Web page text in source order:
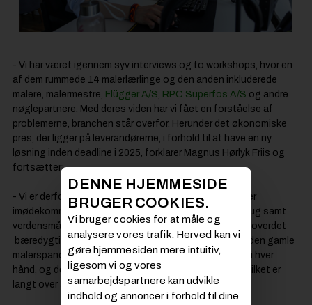
- Vi har været igennem syv interviews og to workshops, hvor en
af dem rummede 14 malerlærlinge og den anden inkluderede
malere, malermestre, Flügger A/S, RPC Superfos A/S og andre
nøglepartnere. Med deres viden har vi fået en forståelse af
problemerne, branchen står overfor. Herunder det økonomiske
pres, der ligger på leverandørerne, i forhold til at have en ny
løsning inden deadline i 2025, forklarer Magnus Hørlyk Friis og
fortsætter:
- Vi er derfor ved at udvikle en ny malingsemballage, der
imødekommer EU's 2025-tiltag om bæredygtigt forbrug samt
verdensmål 12 (Ansvarligt forbrug og produktion). Ud overdet
bæredygtige fokus har vi også tænkt på ergonomi – den gamle
malerspand inviterer nemlig til, at man løfter en spand i hver
hånd, og derved ender med at bære 20 liter maling – hvilket er
langt over arbejdsstyrelsens tilladelser.
DENNE HJEMMESIDE
BRUGER COOKIES.
Vi bruger cookies for at måle og
analysere vores trafik. Herved kan vi
gøre hjemmesiden mere intuitiv,
ligesom vi og vores
samarbejdspartnere kan udvikle
indhold og annoncer i forhold til dine